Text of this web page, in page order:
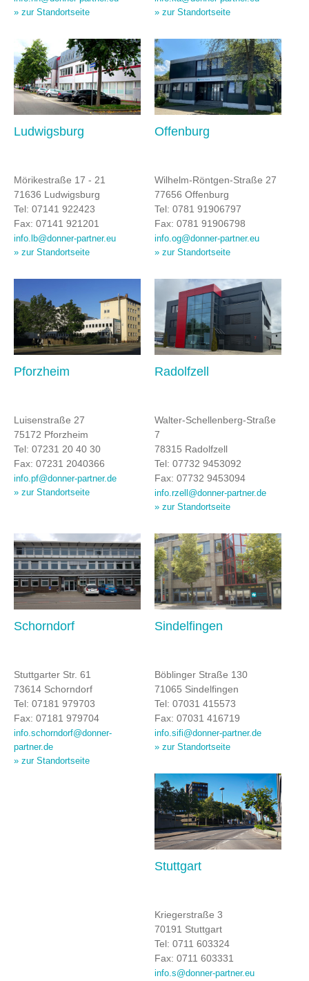
» zur Standortseite » zur Standortseite
Ludwigsburg
Mörikestraße 17 - 21
71636 Ludwigsburg
Tel: 07141 922423
Fax: 07141 921201
info.lb@donner-partner.eu
» zur Standortseite
Offenburg
Wilhelm-Röntgen-Straße 27
77656 Offenburg
Tel: 0781 91906797
Fax: 0781 91906798
info.og@donner-partner.eu
» zur Standortseite
Pforzheim
Luisenstraße 27
75172 Pforzheim
Tel: 07231 20 40 30
Fax: 07231 2040366
info.pf@donner-partner.de
» zur Standortseite
Radolfzell
Walter-Schellenberg-Straße
7
78315 Radolfzell
Tel: 07732 9453092
Fax: 07732 9453094
info.rzell@donner-partner.de
» zur Standortseite
Schorndorf
Stuttgarter Str. 61
73614 Schorndorf
Tel: 07181 979703
Fax: 07181 979704
info.schorndorf@donner-
partner.de
» zur Standortseite
Sindelfingen
Böblinger Straße 130
71065 Sindelfingen
Tel: 07031 415573
Fax: 07031 416719
info.sifi@donner-partner.de
» zur Standortseite
Stuttgart
Kriegerstraße 3
70191 Stuttgart
Tel: 0711 603324
Fax: 0711 603331
info.s@donner-partner.eu